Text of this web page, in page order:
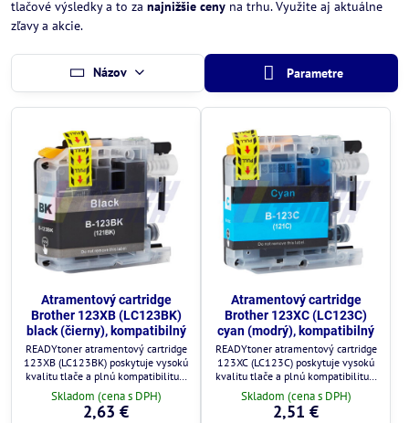
tlačové výsledky a to za najnižšie ceny na trhu. Využite aj aktuálne
zľavy a akcie.
Názov Parametre
Atramentový cartridge
Brother 123XB (LC123BK)
black (čierny), kompatibilný
READYtoner atramentový cartridge
123XB (LC123BK) poskytuje vysokú
kvalitu tlače a plnú kompatibilitu s
tlačiarňami Brother.
Skladom (cena s DPH)
2,63 €
Atramentový cartridge
Brother 123XC (LC123C)
cyan (modrý), kompatibilný
READYtoner atramentový cartridge
123XC (LC123C) poskytuje vysokú
kvalitu tlače a plnú kompatibilitu s
tlačiarňami Brother.
Skladom (cena s DPH)
2,51 €